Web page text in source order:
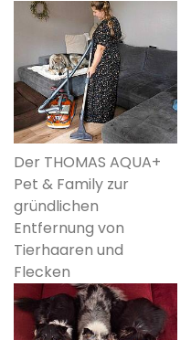
Der THOMAS AQUA+
Pet & Family zur
gründlichen
Entfernung von
Tierhaaren und
Flecken